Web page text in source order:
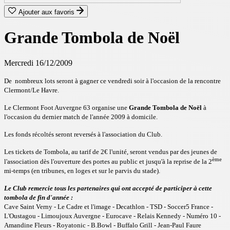
Ajouter aux favoris
Grande Tombola de Noël
Mercredi 16/12/2009
De nombreux lots seront à gagner ce vendredi soir à l'occasion de la rencontre
Clermont/Le Havre.
Le Clermont Foot Auvergne 63 organise une Grande Tombola de Noël à
l'occasion du dernier match de l'année 2009 à domicile.
Les fonds récoltés seront reversés à l'association du Club.
Les tickets de Tombola, au tarif de 2€ l'unité, seront vendus par des jeunes de
l'association dès l'ouverture des portes au public et jusqu'à la reprise de la 2ème
mi-temps (en tribunes, en loges et sur le parvis du stade).
Le Club remercie tous les partenaires qui ont accepté de participer à cette
tombola de fin d'année :
Cave Saint Verny - Le Cadre et l'image - Decathlon - TSD - Soccer5 France -
L'Oustagou - Limoujoux Auvergne - Eurocave - Relais Kennedy - Numéro 10 -
Amandine Fleurs - Royatonic - B.Bowl - Buffalo Grill - Jean-Paul Faure